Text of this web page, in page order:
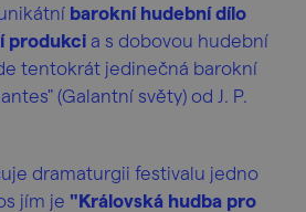
barokní hudební dílo
produkci a s dobovou hudební
tentokrát jedinečná barokní
(Galantní světy) od J. P.
dramaturgii festivalu jedno
jím je "Královská hudba pro